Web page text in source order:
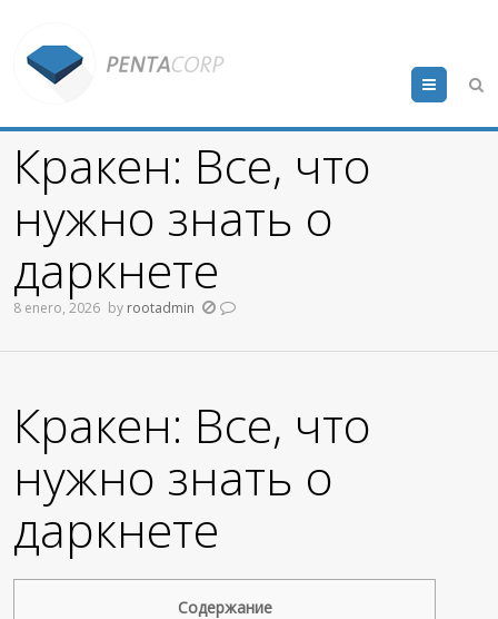
Menu
Кракен: Все, что
нужно знать о
даркнете
8 enero, 2026 by rootadmin
Кракен: Все, что
нужно знать о
даркнете
Содержание